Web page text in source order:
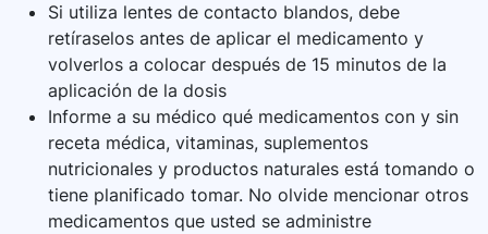
Si utiliza lentes de contacto blandos, debe
retíraselos antes de aplicar el medicamento y
volverlos a colocar después de 15 minutos de la
aplicación de la dosis
Informe a su médico qué medicamentos con y sin
receta médica, vitaminas, suplementos
nutricionales y productos naturales está tomando o
tiene planificado tomar. No olvide mencionar otros
medicamentos que usted se administre